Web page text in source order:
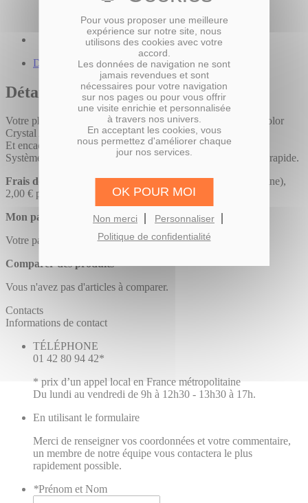
Pour vous proposer une meilleure
expérience sur notre site, nous
utilisons des cookies avec votre
accord.
Les données de navigation ne sont
jamais revendues et sont
nécessaires pour votre navigation
sur nos pages ou pour vous offrir
une visite enrichie et personnalisée
à travers nos univers.
En acceptant les cookies, vous
nous permettez d'améliorer chaque
jour nos services.
OK POUR MOI
Non merci
Personnaliser
Politique de confidentialité
Description du produit
Détails
Votre photo développée sur papier photo professionnel Fujicolor
Crystal Archive,
Et encadrée dans un cadre en bois certifié FSC.
Système d’accroche pré fixé pour une mise en place facile et rapide.
Frais de port :
11 € (envoi Colissimo en France métropolitaine),
2,00 € par exemplaire supplémentaire.
Mon panier
Votre panier est vide.
Comparer des produits
Vous n'avez pas d'articles à comparer.
Contacts
Informations de contact
TÉLÉPHONE
01 42 80 94 42*
* prix d’un appel local en France métropolitaine
Du lundi au vendredi de 9h à 12h30 - 13h30 à 17h.
En utilisant le formulaire
Merci de renseigner vos coordonnées et votre commentaire,
un membre de notre équipe vous contactera le plus
rapidement possible.
*Prénom et Nom